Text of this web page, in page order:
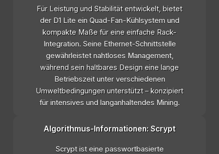
Für Leistung und Stabilität entwickelt, bietet
der D1 Lite ein Quad-Fan-Kühlsystem und
kompakte Maße für eine einfache Rack-
Integration. Seine Ethernet-Schnittstelle
gewährleistet nahtloses Management,
während sein haltbares Design eine lange
Betriebszeit unter verschiedenen
Umweltbedingungen unterstützt – konzipiert
für intensives und langanhaltendes Mining.
Algorithmus-Informationen: Scrypt
Scrypt ist eine passwortbasierte